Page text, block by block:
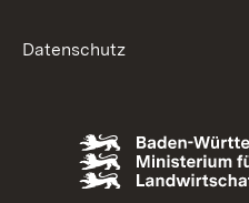
Datenschutz